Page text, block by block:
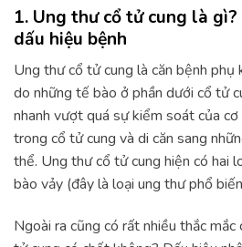
1. Ung thư cổ tử cung là
dấu hiệu bệnh
Ung thư cổ tử cung là căn bệnh phụ
do những tế bào ở phần dưới cổ tử
nhanh vượt quá sự kiểm soát của
trong cổ tử cung và di căn sang
thể. Ung thư cổ tử cung hiện có hai
bào vảy (đây là loại ung thư phổ
Ngoài ra cũng có rất nhiều thắc